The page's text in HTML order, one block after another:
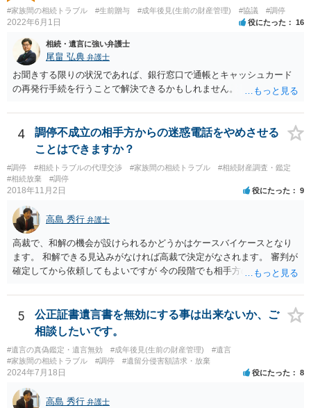
望に関する申出書」と共に提出することも考えられます。 ご質問：書
いた方が良い事と書かない方が良い事 回答： お姉さんが申立書の「申
立ての趣旨」のところに書いている遺産の分け方に対して意見があれ
ば、まずそれを書くとよいです。 次に「申立ての理由」のところに、
なぜ調停を申し立てたのか(例えば、あかささんと話合いが出来ない／
決裂した、など)や亡くなった方・あかささん・お姉さん間の事情やい
きさつなどが書かれていると思うので、あかささんから見てそれは違
分けるかを決めるについてあかささんが重要だと考える事情があれば
(例えば、○○のときにお姉さんは亡くなった方からお金を援助してもら
産分割に関係ない(と思われる)いきさつを沢山盛り込むことだと考えま
す(あくまで遺産分割に関係することに留める方が、裁判所や調停委員
#家族間の相続トラブル #生前贈与 #成年後見(生前の財産管理) #協議 #調停
2022年6月1日 役にたった 16
相続・遺言に強い弁護士
尾畠 弘典 弁護士
お聞きする限りの状況であれば、銀行窓口で通帳とキャッシュカード
の再発行手続を行うことで解決できるかもしれません。
4
調停不成立の相手方からの迷惑電話をやめさせる
ことはできますか？
#調停 #相続トラブルの代理交渉 #家族間の相続トラブル
#相続財産調査・鑑定
#相続放棄
#調停
2018年11月2日 役にたった 9
高島 秀行 弁護士
高裁で、和解の機会が設けられるかどうかはケースバイケースとなり
ます。 和解できる見込みがなければ高裁で決定がなされます。 審判が
確定してから依頼してもよいですが 今の段階でも相手方の連絡が迷惑
5
公正証書遺言書を無効にする事は出来ないか、ご
相談したいです。
#遺言の真偽鑑定・遺言無効 #成年後見(生前の財産管理)
#遺言
#家族間の相続トラブル
#調停 #遺留分侵害額請求・放棄
2024年7月18日 役にたった 8
高島 秀行 弁護士